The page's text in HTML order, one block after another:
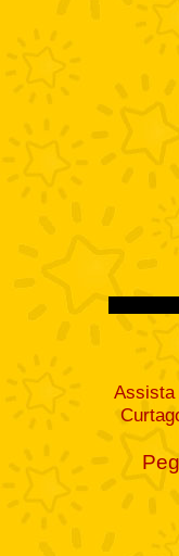
Assista